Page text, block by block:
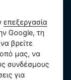
δεδομένων
επεξεργασία
Google, τη
βρείτε
μας, να
συνδέσμους
για